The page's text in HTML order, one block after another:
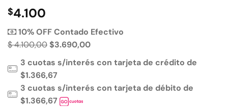
$4.100
10% OFF Contado Efectivo
$ 4.100,00 $3.690,00
3 cuotas s/interés con tarjeta de crédito de
$1.366,67
3 cuotas s/interés con tarjeta de débito de
$1.366,67